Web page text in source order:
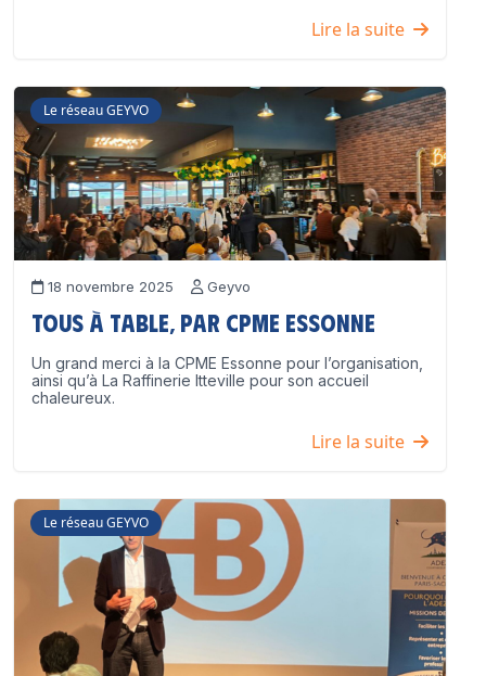
Lire la suite
Le réseau GEYVO
18 novembre 2025 Geyvo
Tous à table, par CPME Essonne
Un grand merci à la CPME Essonne pour l’organisation,
ainsi qu’à La Raffinerie Itteville pour son accueil
chaleureux.
Lire la suite
Le réseau GEYVO